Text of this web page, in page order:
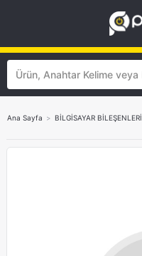
Ana Sayfa > BİLGİSAYAR BİLEŞENLERİ